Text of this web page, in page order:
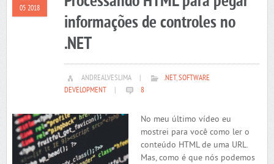
05 2018
informações de controles no
.NET
ANDREALVESLIMA .NET,SOFTWARE
DEVELOPMENT
8
No meu último vídeo eu
mostrei para você como ler o
conteúdo HTML de uma URL.
Mas, como é que nós podemos